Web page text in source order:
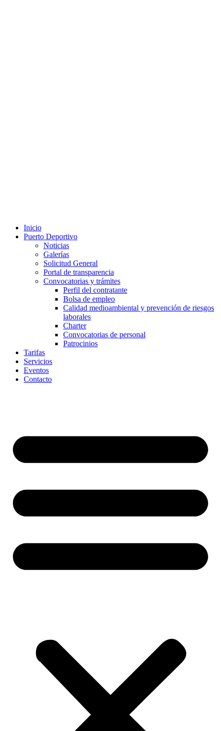
Inicio
Puerto Deportivo
Noticias
Galerías
Solicitud General
Portal de transparencia
Convocatorias y trámites
Perfil del contratante
Bolsa de empleo
Calidad medioambiental y prevención de riesgos
laborales
Charter
Convocatorias de personal
Patrocinios
Tarifas
Servicios
Eventos
Contacto